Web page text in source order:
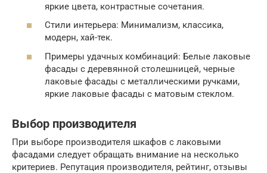
яркие цвета, контрастные сочетания.
Стили интерьера: Минимализм, классика,
модерн, хай-тек.
Примеры удачных комбинаций: Белые лаковые
фасады с деревянной столешницей, черные
лаковые фасады с металлическими ручками,
яркие лаковые фасады с матовым стеклом.
Выбор производителя
При выборе производителя шкафов с лаковыми
фасадами следует обращать внимание на несколько
критериев. Репутация производителя, рейтинг, отзывы